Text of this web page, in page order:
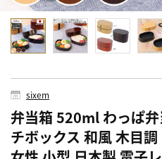
sixem
弁当箱 520ml わっぱ
チボックス 和風 木目